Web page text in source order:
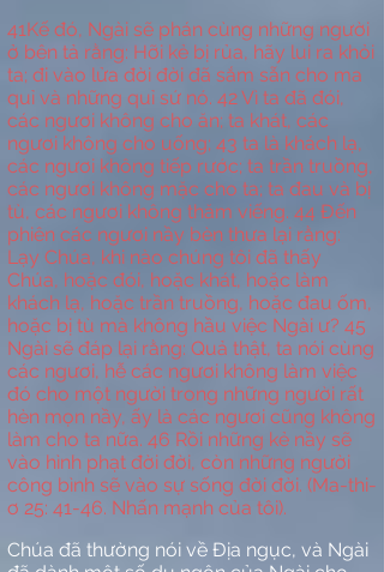
41Kế đó, Ngài sẽ phán cùng những người
ở bên tả rằng: Hỡi kẻ bị rủa, hãy lui ra khỏi
ta; đi vào lửa đời đời đã sắm sẵn cho ma
quỉ và những quỉ sứ nó. 42Vì ta đã đói,
các ngươi không cho ăn; ta khát, các
ngươi không cho uống; 43 ta là khách lạ,
các ngươi không tiếp rước; ta trần truồng,
các ngươi không mặc cho ta; ta đau và bị
tù, các ngươi không thăm viếng. 44 Đến
phiên các ngươi nầy bèn thưa lại rằng:
Lạy Chúa, khi nào chúng tôi đã thấy
Chúa, hoặc đói, hoặc khát, hoặc làm
khách lạ, hoặc trần truồng, hoặc đau ốm,
hoặc bị tù mà không hầu việc Ngài ư? 45
Ngài sẽ đáp lại rằng: Quả thật, ta nói cùng
các ngươi, hễ các ngươi không làm việc
đó cho một người trong những người rất
hèn mọn nầy, ấy là các ngươi cũng không
làm cho ta nữa. 46 Rồi những kẻ nầy sẽ
vào hình phạt đời đời, còn những người
công bình sẽ vào sự sống đời đời. (Ma-thi-
ơ 25: 41-46. Nhấn mạnh của tôi).
Chúa đã thường nói về Địa ngục, và Ngài